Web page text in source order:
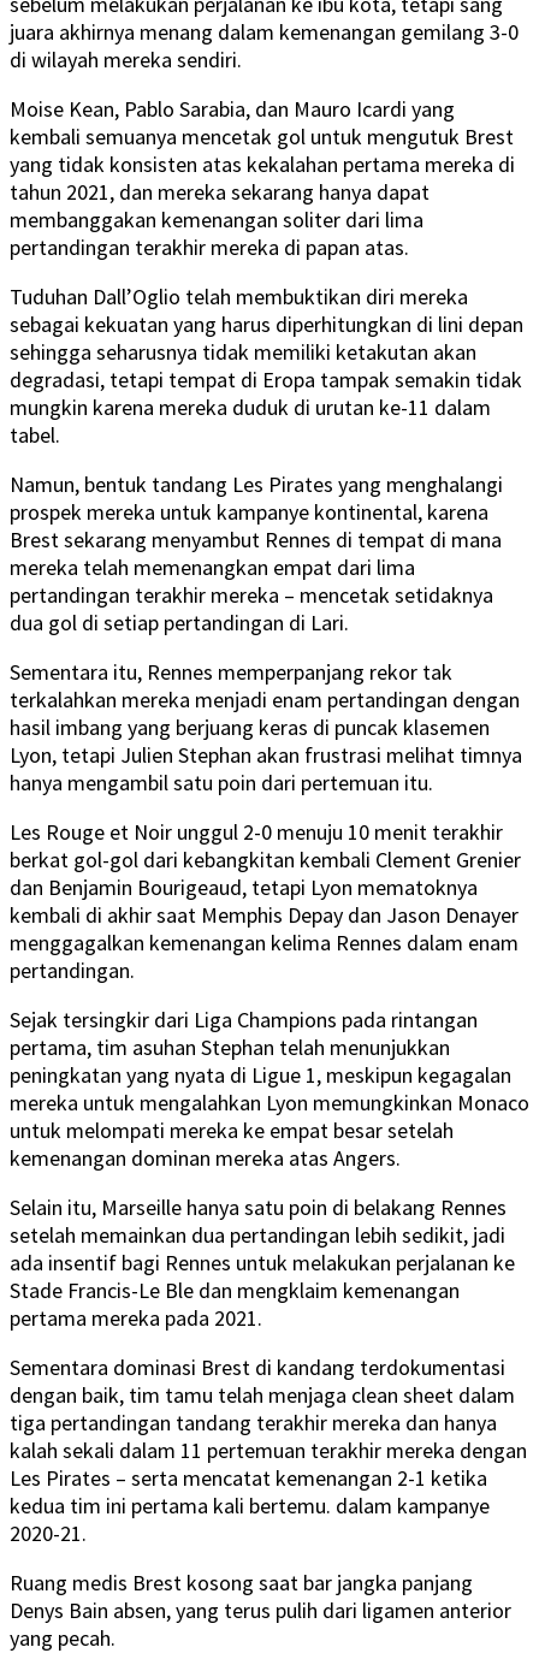
juara akhirnya menang dalam kemenangan gemilang 3-0
di wilayah mereka sendiri.
Moise Kean, Pablo Sarabia, dan Mauro Icardi yang
kembali semuanya mencetak gol untuk mengutuk Brest
yang tidak konsisten atas kekalahan pertama mereka di
tahun 2021, dan mereka sekarang hanya dapat
membanggakan kemenangan soliter dari lima
pertandingan terakhir mereka di papan atas.
Tuduhan Dall’Oglio telah membuktikan diri mereka
sebagai kekuatan yang harus diperhitungkan di lini depan
sehingga seharusnya tidak memiliki ketakutan akan
degradasi, tetapi tempat di Eropa tampak semakin tidak
mungkin karena mereka duduk di urutan ke-11 dalam
tabel.
Namun, bentuk tandang Les Pirates yang menghalangi
prospek mereka untuk kampanye kontinental, karena
Brest sekarang menyambut Rennes di tempat di mana
mereka telah memenangkan empat dari lima
pertandingan terakhir mereka – mencetak setidaknya
dua gol di setiap pertandingan di Lari.
Sementara itu, Rennes memperpanjang rekor tak
terkalahkan mereka menjadi enam pertandingan dengan
hasil imbang yang berjuang keras di puncak klasemen
Lyon, tetapi Julien Stephan akan frustrasi melihat timnya
hanya mengambil satu poin dari pertemuan itu.
Les Rouge et Noir unggul 2-0 menuju 10 menit terakhir
berkat gol-gol dari kebangkitan kembali Clement Grenier
dan Benjamin Bourigeaud, tetapi Lyon mematoknya
kembali di akhir saat Memphis Depay dan Jason Denayer
menggagalkan kemenangan kelima Rennes dalam enam
pertandingan.
Sejak tersingkir dari Liga Champions pada rintangan
pertama, tim asuhan Stephan telah menunjukkan
peningkatan yang nyata di Ligue 1, meskipun kegagalan
mereka untuk mengalahkan Lyon memungkinkan Monaco
untuk melompati mereka ke empat besar setelah
kemenangan dominan mereka atas Angers.
Selain itu, Marseille hanya satu poin di belakang Rennes
setelah memainkan dua pertandingan lebih sedikit, jadi
ada insentif bagi Rennes untuk melakukan perjalanan ke
Stade Francis-Le Ble dan mengklaim kemenangan
pertama mereka pada 2021.
Sementara dominasi Brest di kandang terdokumentasi
dengan baik, tim tamu telah menjaga clean sheet dalam
tiga pertandingan tandang terakhir mereka dan hanya
kalah sekali dalam 11 pertemuan terakhir mereka dengan
Les Pirates – serta mencatat kemenangan 2-1 ketika
kedua tim ini pertama kali bertemu. dalam kampanye
2020-21.
Ruang medis Brest kosong saat bar jangka panjang
Denys Bain absen, yang terus pulih dari ligamen anterior
yang pecah.